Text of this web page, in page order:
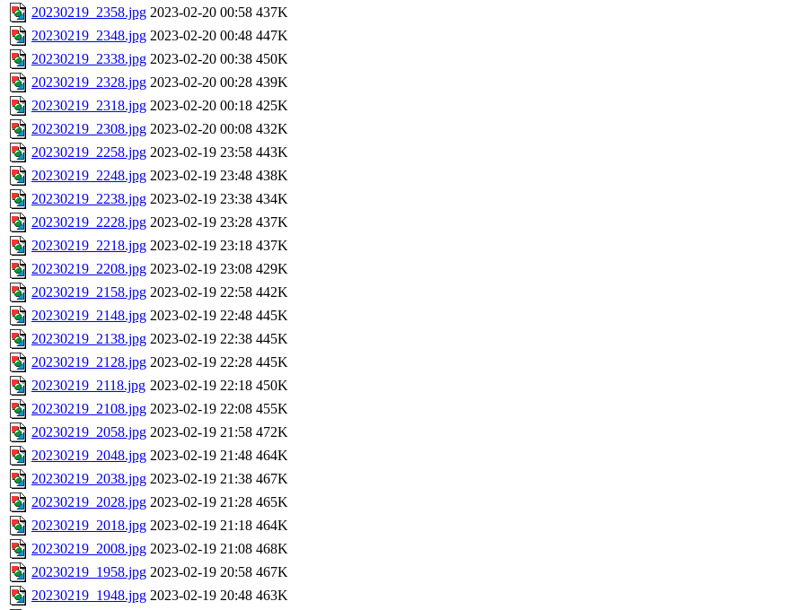
20230219_2358.jpg 2023-02-20 00:58 437K
20230219_2348.jpg 2023-02-20 00:48 447K
20230219_2338.jpg 2023-02-20 00:38 450K
20230219_2328.jpg 2023-02-20 00:28 439K
20230219_2318.jpg 2023-02-20 00:18 425K
20230219_2308.jpg 2023-02-20 00:08 432K
20230219_2258.jpg 2023-02-19 23:58 443K
20230219_2248.jpg 2023-02-19 23:48 438K
20230219_2238.jpg 2023-02-19 23:38 434K
20230219_2228.jpg 2023-02-19 23:28 437K
20230219_2218.jpg 2023-02-19 23:18 437K
20230219_2208.jpg 2023-02-19 23:08 429K
20230219_2158.jpg 2023-02-19 22:58 442K
20230219_2148.jpg 2023-02-19 22:48 445K
20230219_2138.jpg 2023-02-19 22:38 445K
20230219_2128.jpg 2023-02-19 22:28 445K
20230219_2118.jpg 2023-02-19 22:18 450K
20230219_2108.jpg 2023-02-19 22:08 455K
20230219_2058.jpg 2023-02-19 21:58 472K
20230219_2048.jpg 2023-02-19 21:48 464K
20230219_2038.jpg 2023-02-19 21:38 467K
20230219_2028.jpg 2023-02-19 21:28 465K
20230219_2018.jpg 2023-02-19 21:18 464K
20230219_2008.jpg 2023-02-19 21:08 468K
20230219_1958.jpg 2023-02-19 20:58 467K
20230219_1948.jpg 2023-02-19 20:48 463K